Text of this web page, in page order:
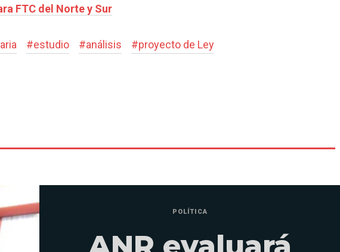
FTC del Norte y Sur
#estudio #análisis #proyecto de Ley
POLÍTICA